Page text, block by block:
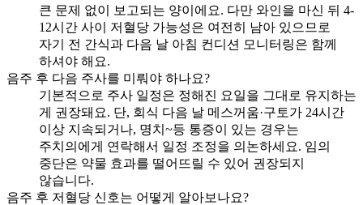
큰 문제 없이 보고되는 양이에요. 다만 와인을 마신 뒤 4-
12시간 사이 저혈당 가능성은 여전히 남아 있으므로
자기 전 간식과 다음 날 아침 컨디션 모니터링은 함께
하셔야 해요.
음주 후 다음 주사를 미뤄야 하나요?
기본적으로 주사 일정은 정해진 요일을 그대로 유지하는
게 권장돼요. 단, 회식 다음 날 메스꺼움·구토가 24시간
이상 지속되거나, 명치~등 통증이 있는 경우는
주치의에게 연락해서 일정 조정을 의논하세요. 임의
중단은 약물 효과를 떨어뜨릴 수 있어 권장되지
않습니다.
음주 후 저혈당 신호는 어떻게 알아보나요?